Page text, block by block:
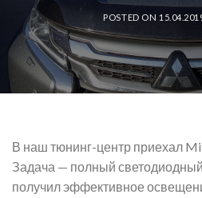
POSTED ON
В наш тюнинг-центр приехал
Задача — полный
получил эффективное